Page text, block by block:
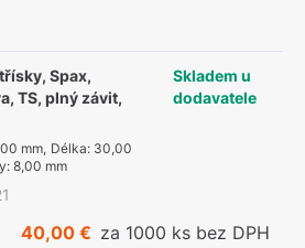
Spax,
TS, plný závit,
mm, Délka: 30,00
: 8,00 mm
Skladem u
dodavatele
40,00 € za 1000 ks bez DPH